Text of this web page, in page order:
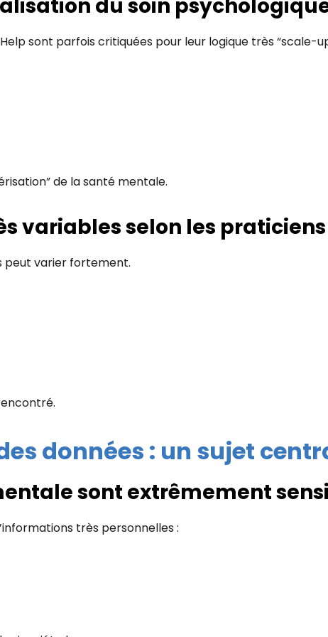
du soin
sont parfois critiquées pour leur logique très “scale-
de la santé mentale.
variables selon les praticiens
peut varier fortement.
données : un sujet
sont extrêmement
très personnelles :